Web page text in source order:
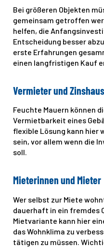
Bei größeren Objekten
gemeinsam getroffen
helfen, die
Entscheidung besser
erste Erfahrungen
einen langfristigen Kauf
Vermieter und
Feuchte Mauern können
Vermietbarkeit eines
flexible Lösung kann
sein, vor allem wenn die
soll.
Mieterinnen und Mieter
Wer selbst zur Miete
dauerhaft in ein fremdes
Mietvariante kann hier
das Wohnklima zu
tätigen zu müssen.